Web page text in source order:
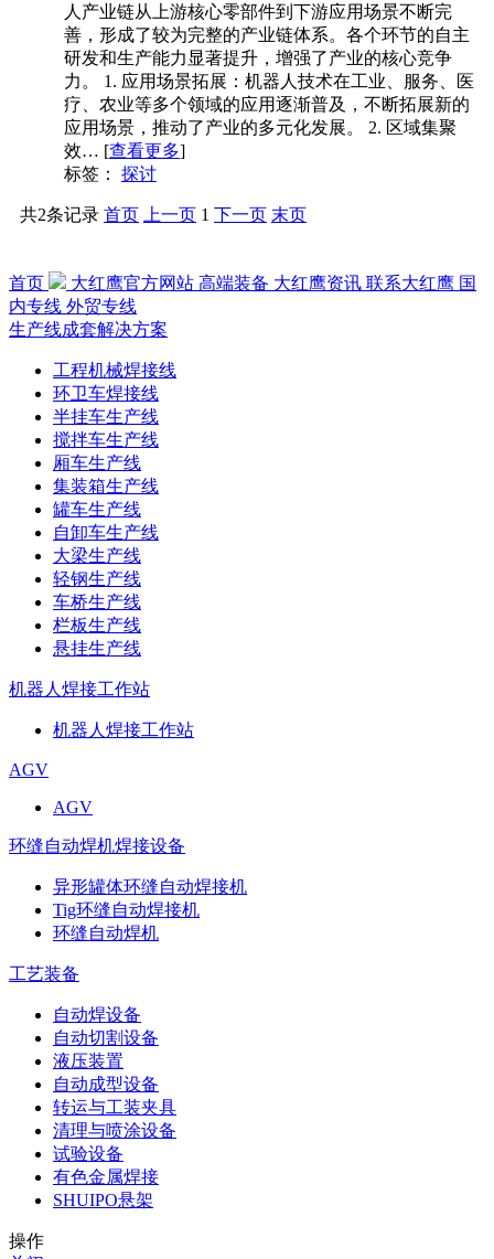
人产业链从上游核心零部件到下游应用场景不断完
善，形成了较为完整的产业链体系。各个环节的自主
研发和生产能力显著提升，增强了产业的核心竞争
力。 1. 应用场景拓展：机器人技术在工业、服务、医
疗、农业等多个领域的应用逐渐普及，不断拓展新的
应用场景，推动了产业的多元化发展。 2. 区域集聚
效… [查看更多]
标签： 探讨
共2条记录 首页 上一页 1 下一页 末页
首页 大红鹰官方网站 高端装备 大红鹰资讯 联系大红鹰 国
内专线 外贸专线
生产线成套解决方案
工程机械焊接线
环卫车焊接线
半挂车生产线
搅拌车生产线
厢车生产线
集装箱生产线
罐车生产线
自卸车生产线
大梁生产线
轻钢生产线
车桥生产线
栏板生产线
悬挂生产线
机器人焊接工作站
机器人焊接工作站
AGV
AGV
环缝自动焊机焊接设备
异形罐体环缝自动焊接机
Tig环缝自动焊接机
环缝自动焊机
工艺装备
自动焊设备
自动切割设备
液压装置
自动成型设备
转运与工装夹具
清理与喷涂设备
试验设备
有色金属焊接
SHUIPO悬架
操作